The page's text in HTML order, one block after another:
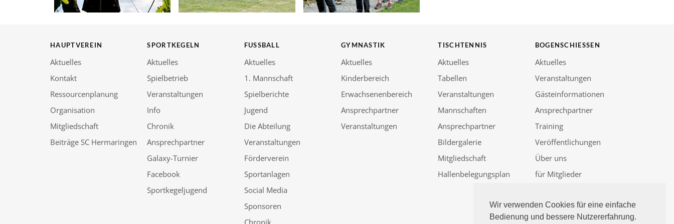
Wir verwenden Cookies für eine einfache
Bedienung und bessere Nutzererfahrung.
HAUPTVEREIN
Aktuelles
Kontakt
Ressourcenplanung
Organisation
Mitgliedschaft
Beiträge SC Hermaringen
SPORTKEGELN
Aktuelles
Spielbetrieb
Veranstaltungen
Info
Chronik
Ansprechpartner
Galaxy-Turnier
Facebook
Sportkegeljugend
FUSSBALL
Aktuelles
1. Mannschaft
Spielberichte
Jugend
Die Abteilung
Veranstaltungen
Förderverein
Sportanlagen
Social Media
Sponsoren
Chronik
GYMNASTIK
Aktuelles
Kinderbereich
Erwachsenenbereich
Ansprechpartner
Veranstaltungen
TISCHTENNIS
Aktuelles
Tabellen
Veranstaltungen
Mannschaften
Ansprechpartner
Bildergalerie
Mitgliedschaft
Hallenbelegungsplan
BOGENSCHIESSEN
Aktuelles
Veranstaltungen
Gästeinformationen
Ansprechpartner
Training
Veröffentlichungen
Über uns
für Mitglieder